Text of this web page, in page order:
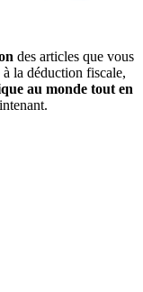
des articles que vous
la déduction fiscale,
au monde tout en